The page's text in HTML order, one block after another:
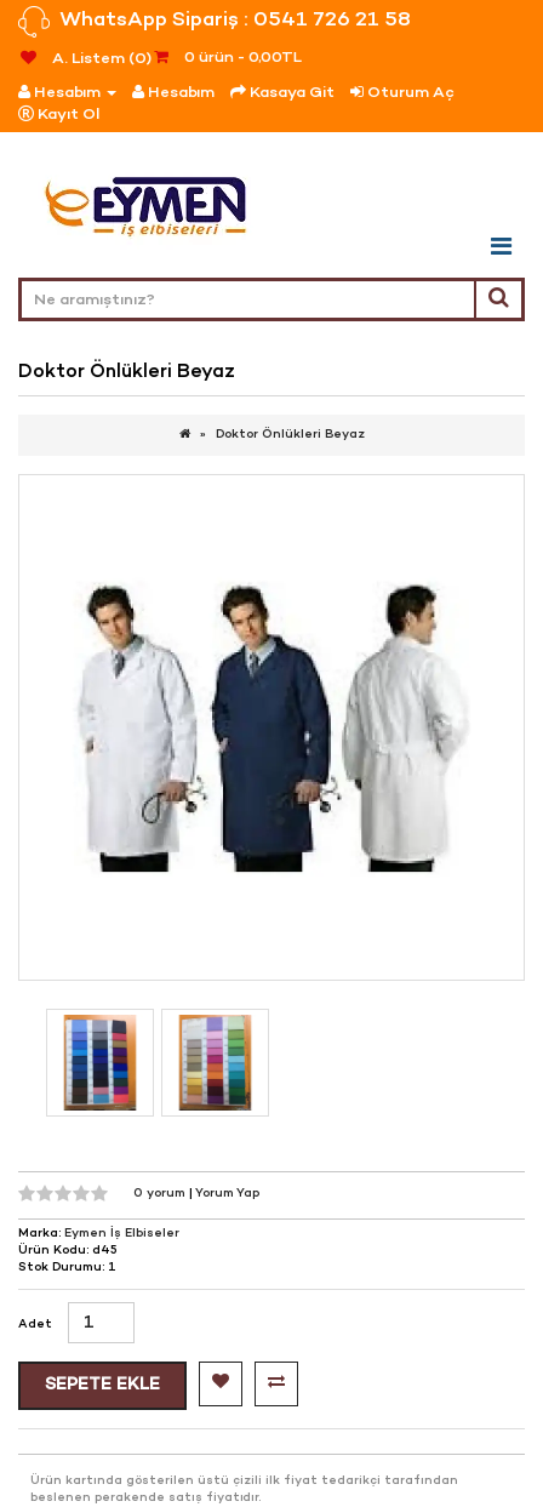
WhatsApp Sipariş : 0541 726 21 58
A. Listem (0)
0 ürün - 0,00TL
Hesabım
Hesabım Kasaya Git
Oturum Aç
Kayıt Ol
Doktor Önlükleri Beyaz
Doktor Önlükleri Beyaz
0 yorum Yorum Yap
Marka: Eymen İş Elbiseler
Ürün Kodu: d45
Stok Durumu: 1
Adet
SEPETE EKLE
Ürün kartında gösterilen üstü çizili ilk fiyat tedarikçi tarafından
beslenen perakende satış fiyatıdır.